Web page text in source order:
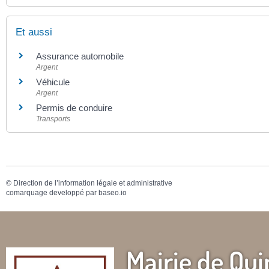
Et aussi
Assurance automobile
Argent
Véhicule
Argent
Permis de conduire
Transports
© Direction de l’information légale et administrative
comarquage developpé par baseo.io
Mairie de